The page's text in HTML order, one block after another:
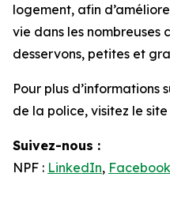
logement, afin
vie dans les nombreuses
desservons, petites et
Pour plus
de la police, visitez le site
Suivez-nous :
NPF : LinkedIn, Facebook